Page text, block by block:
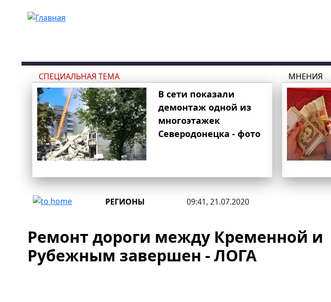
СПЕЦИАЛЬНАЯ ТЕМА
В сети показали
демонтаж одной из
многоэтажек
Северодонецка - фото
МНЕНИЯ
РЕГИОНЫ 09:41, 21.07.2020
Ремонт дороги между Кременной и
Рубежным завершен - ЛОГА